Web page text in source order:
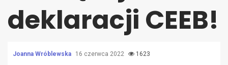
deklaracji CEEB!
Joanna Wróblewska 16 czerwca 2022 1623